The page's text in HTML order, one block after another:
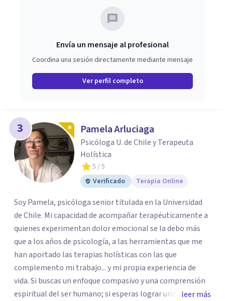
Envía un mensaje al profesional
Coordina una sesión directamente mediante mensaje
Ver perfil completo
3 Pamela Arluciaga
Psicóloga U. de Chile y Terapeuta
Holística
5 / 5
Verificado
Terapia Online
Soy Pamela, psicóloga senior titulada en la Universidad
de Chile. Mi capacidad de acompañar terapéuticamente a
quienes experimentan dolor emocional se la debo más
que a los años de psicología, a las herramientas que me
han aportado las terapias holísticas con las que
complemento mi trabajo... y mi propia experiencia de
vida. Si buscas un enfoque compasivo y una comprensión
espiritual del ser humano; si esperas lograr una sanación
leer más